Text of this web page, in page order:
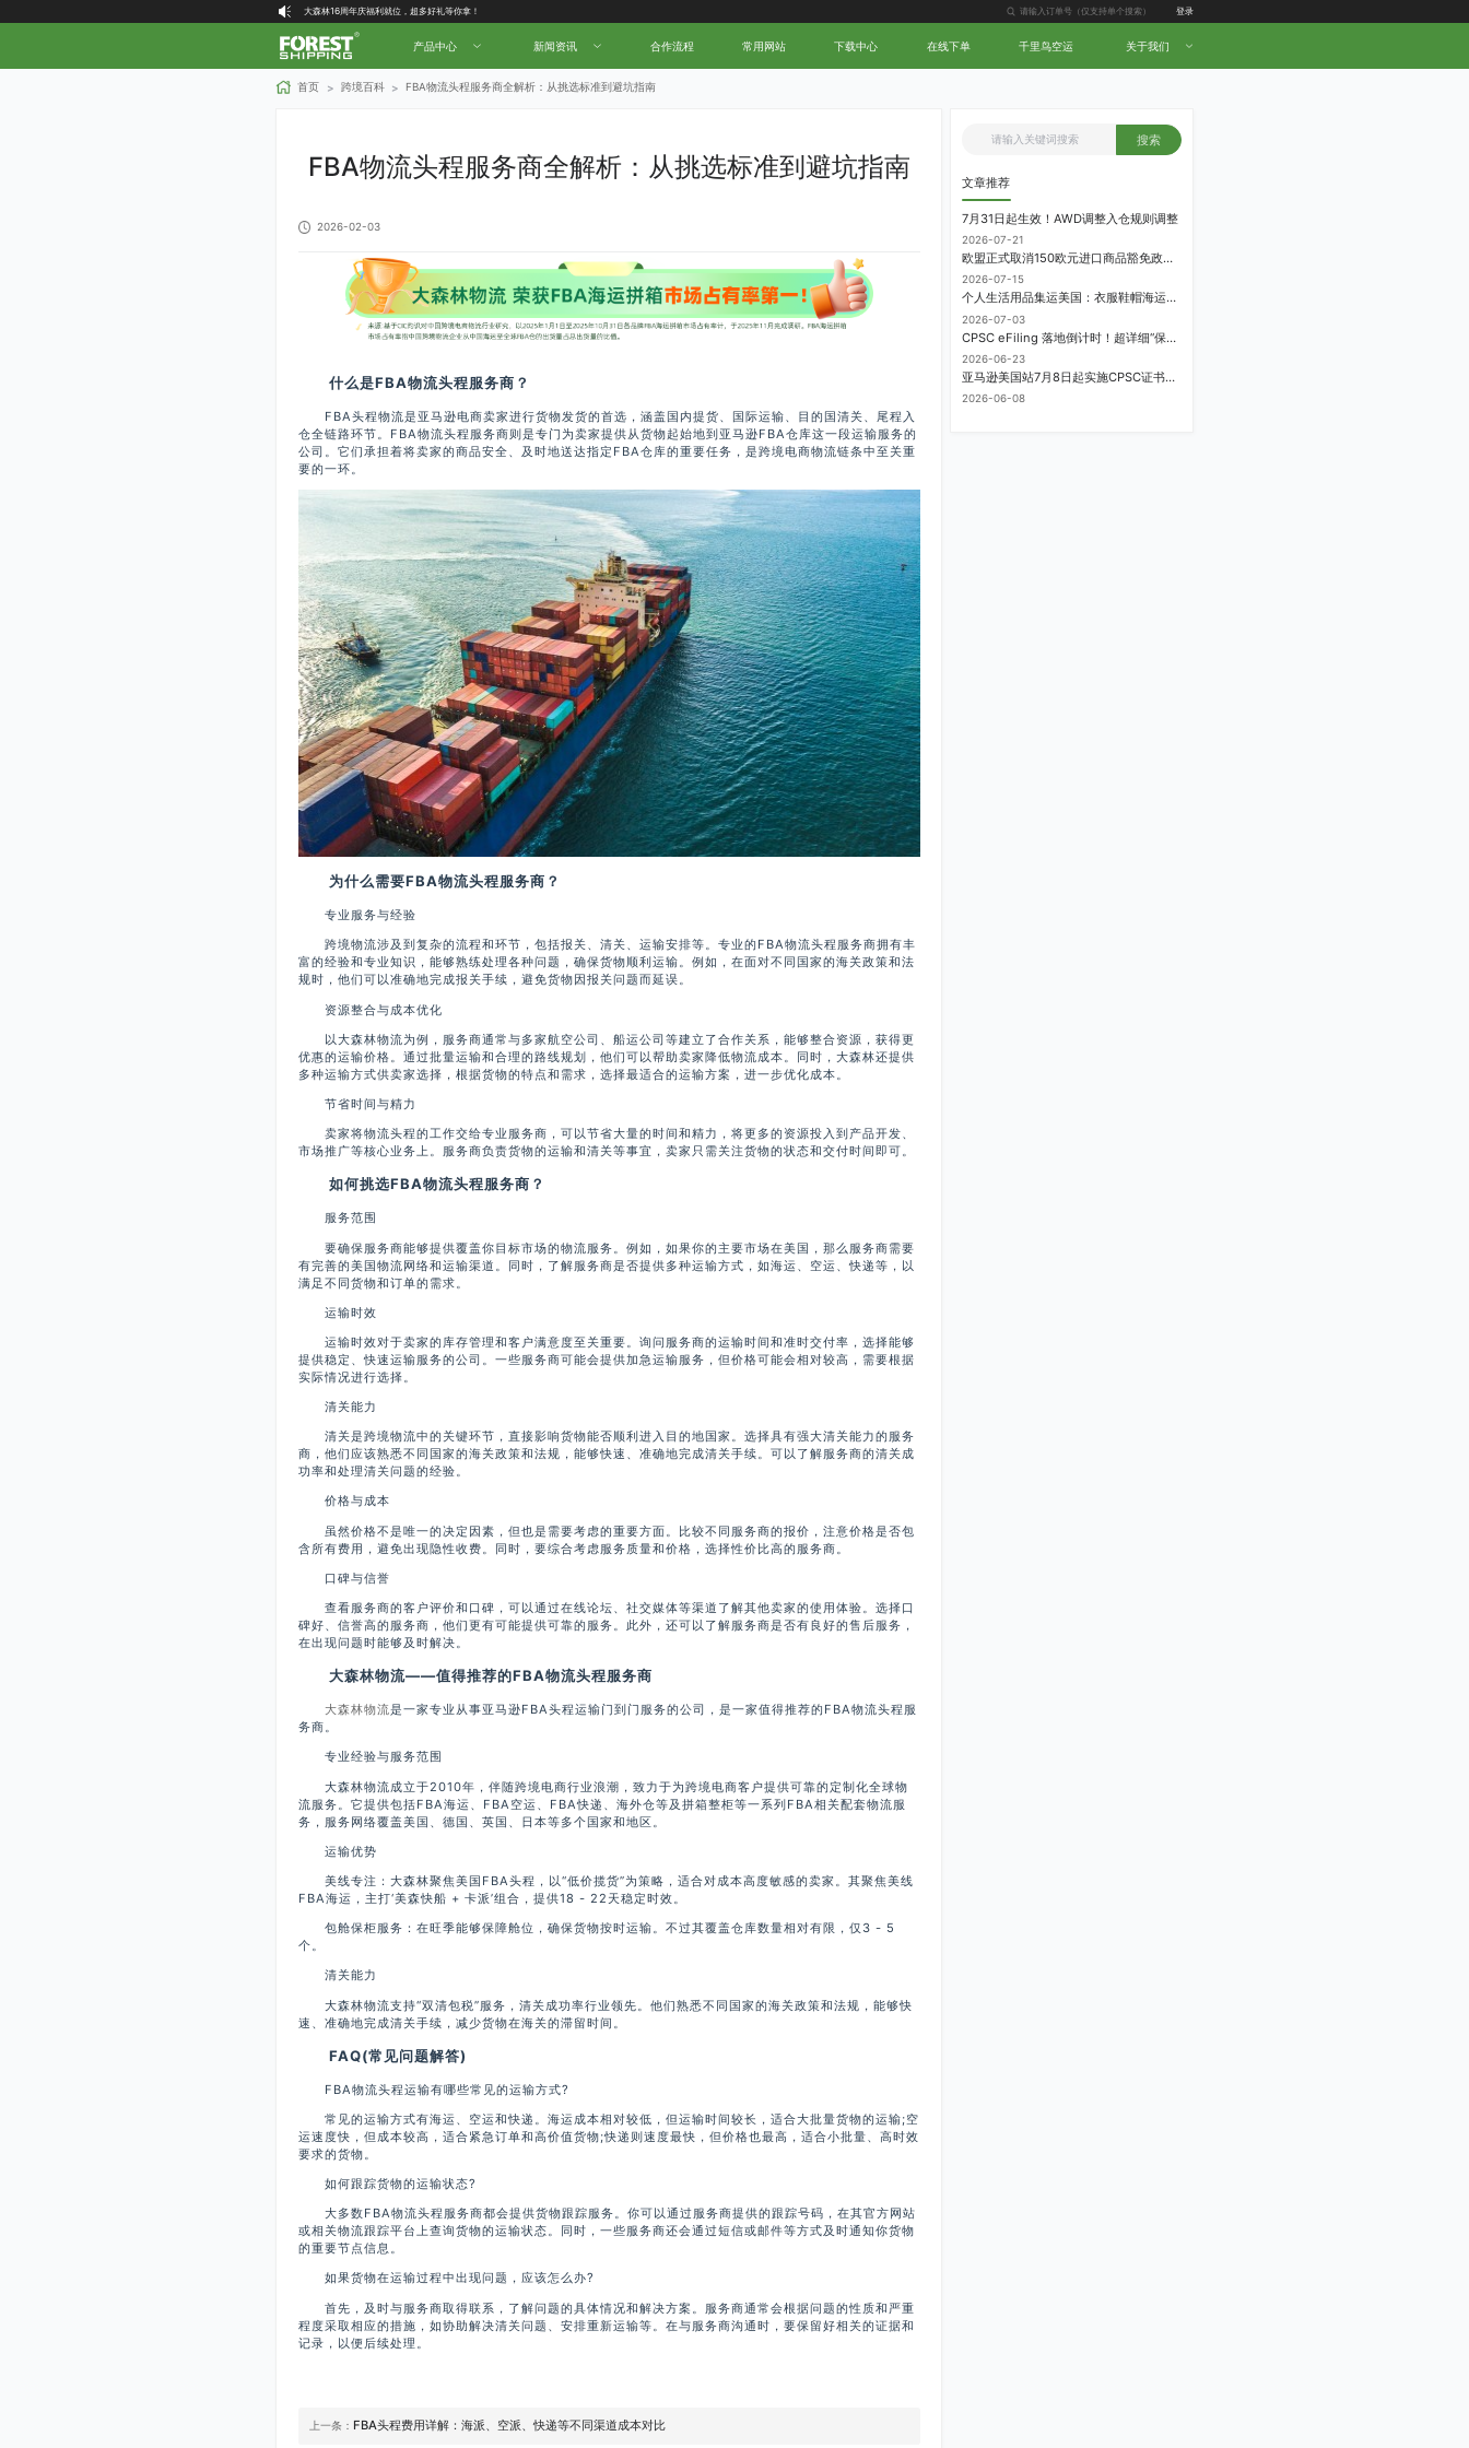
大森林16周年庆福利就位，超多好礼等你拿！
大森林客户端下单说明
喜讯！大森林物流创始人 Forest 荣登2025中国跨境电商物流名人堂！
大森林全球物流国内（自营仓）收货地址
登录
产品中心 新闻资讯 合作流程 常用网站 下载中心 在线下单 千里鸟空运 关于我们
首页 > 跨境百科 > FBA物流头程服务商全解析：从挑选标准到避坑指南
FBA物流头程服务商全解析：从挑选标准到避坑指南
2026-02-03
什么是FBA物流头程服务商？
FBA头程物流是亚马逊电商卖家进行货物发货的首选，涵盖国内提货、国际运输、目的国清关、尾程入
仓全链路环节。FBA物流头程服务商则是专门为卖家提供从货物起始地到亚马逊FBA仓库这一段运输服务的
公司。它们承担着将卖家的商品安全、及时地送达指定FBA仓库的重要任务，是跨境电商物流链条中至关重
要的一环。
为什么需要FBA物流头程服务商？
专业服务与经验
跨境物流涉及到复杂的流程和环节，包括报关、清关、运输安排等。专业的FBA物流头程服务商拥有丰
富的经验和专业知识，能够熟练处理各种问题，确保货物顺利运输。例如，在面对不同国家的海关政策和法
规时，他们可以准确地完成报关手续，避免货物因报关问题而延误。
资源整合与成本优化
以大森林物流为例，服务商通常与多家航空公司、船运公司等建立了合作关系，能够整合资源，获得更
优惠的运输价格。通过批量运输和合理的路线规划，他们可以帮助卖家降低物流成本。同时，大森林还提供
多种运输方式供卖家选择，根据货物的特点和需求，选择最适合的运输方案，进一步优化成本。
节省时间与精力
卖家将物流头程的工作交给专业服务商，可以节省大量的时间和精力，将更多的资源投入到产品开发、
市场推广等核心业务上。服务商负责货物的运输和清关等事宜，卖家只需关注货物的状态和交付时间即可。
如何挑选FBA物流头程服务商？
服务范围
要确保服务商能够提供覆盖你目标市场的物流服务。例如，如果你的主要市场在美国，那么服务商需要
有完善的美国物流网络和运输渠道。同时，了解服务商是否提供多种运输方式，如海运、空运、快递等，以
满足不同货物和订单的需求。
运输时效
运输时效对于卖家的库存管理和客户满意度至关重要。询问服务商的运输时间和准时交付率，选择能够
提供稳定、快速运输服务的公司。一些服务商可能会提供加急运输服务，但价格可能会相对较高，需要根据
实际情况进行选择。
清关能力
清关是跨境物流中的关键环节，直接影响货物能否顺利进入目的地国家。选择具有强大清关能力的服务
商，他们应该熟悉不同国家的海关政策和法规，能够快速、准确地完成清关手续。可以了解服务商的清关成
功率和处理清关问题的经验。
价格与成本
虽然价格不是唯一的决定因素，但也是需要考虑的重要方面。比较不同服务商的报价，注意价格是否包
含所有费用，避免出现隐性收费。同时，要综合考虑服务质量和价格，选择性价比高的服务商。
口碑与信誉
查看服务商的客户评价和口碑，可以通过在线论坛、社交媒体等渠道了解其他卖家的使用体验。选择口
碑好、信誉高的服务商，他们更有可能提供可靠的服务。此外，还可以了解服务商是否有良好的售后服务，
在出现问题时能够及时解决。
大森林物流——值得推荐的FBA物流头程服务商
大森林物流是一家专业从事亚马逊FBA头程运输门到门服务的公司，是一家值得推荐的FBA物流头程服
务商。
专业经验与服务范围
大森林物流成立于2010年，伴随跨境电商行业浪潮，致力于为跨境电商客户提供可靠的定制化全球物
流服务。它提供包括FBA海运、FBA空运、FBA快递、海外仓等及拼箱整柜等一系列FBA相关配套物流服
务，服务网络覆盖美国、德国、英国、日本等多个国家和地区。
运输优势
美线专注：大森林聚焦美国FBA头程，以“低价揽货”为策略，适合对成本高度敏感的卖家。其聚焦美线
FBA海运，主打‘美森快船 + 卡派’组合，提供18 - 22天稳定时效。
包舱保柜服务：在旺季能够保障舱位，确保货物按时运输。不过其覆盖仓库数量相对有限，仅3 - 5
个。
清关能力
大森林物流支持“双清包税”服务，清关成功率行业领先。他们熟悉不同国家的海关政策和法规，能够快
速、准确地完成清关手续，减少货物在海关的滞留时间。
FAQ(常见问题解答)
FBA物流头程运输有哪些常见的运输方式?
常见的运输方式有海运、空运和快递。海运成本相对较低，但运输时间较长，适合大批量货物的运输;空
运速度快，但成本较高，适合紧急订单和高价值货物;快递则速度最快，但价格也最高，适合小批量、高时效
要求的货物。
如何跟踪货物的运输状态?
大多数FBA物流头程服务商都会提供货物跟踪服务。你可以通过服务商提供的跟踪号码，在其官方网站
或相关物流跟踪平台上查询货物的运输状态。同时，一些服务商还会通过短信或邮件等方式及时通知你货物
的重要节点信息。
如果货物在运输过程中出现问题，应该怎么办?
首先，及时与服务商取得联系，了解问题的具体情况和解决方案。服务商通常会根据问题的性质和严重
程度采取相应的措施，如协助解决清关问题、安排重新运输等。在与服务商沟通时，要保留好相关的证据和
记录，以便后续处理。
上一条： FBA头程费用详解：海派、空派、快递等不同渠道成本对比
搜索
文章推荐
7月31日起生效！AWD调整入仓规则调整
2026-07-21
欧盟正式取消150欧元进口商品豁免政策，每件加征3欧元进口关税
2026-07-15
个人生活用品集运美国：衣服鞋帽海运计费方式
2026-07-03
CPSC eFiling 落地倒计时！超详细“保姆级”实操指南来了！
2026-06-23
亚马逊美国站7月8日起实施CPSC证书电子申报要求，FBA受管制商品需提前申报
2026-06-08